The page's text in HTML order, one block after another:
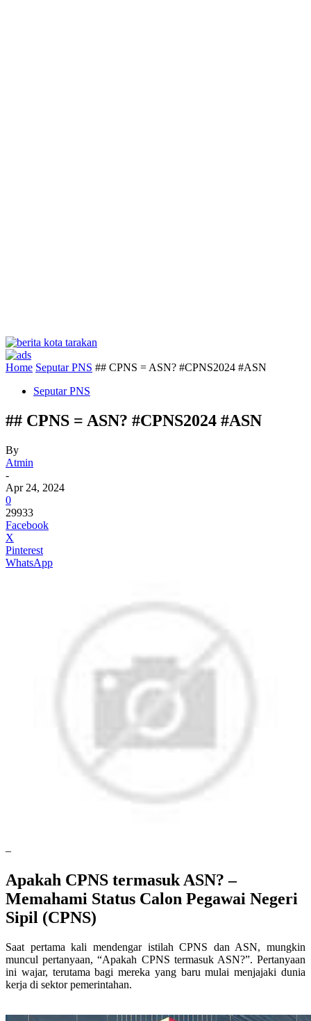
Home Seputar PNS ## CPNS = ASN? #CPNS2024 #ASN
Seputar PNS
## CPNS = ASN? #CPNS2024 #ASN
By
Atmin
-
Apr 24, 2024
0
29933
Facebook
X
Pinterest
WhatsApp
–
Apakah CPNS termasuk ASN? –
Memahami Status Calon Pegawai Negeri
Sipil (CPNS)
Saat pertama kali mendengar istilah CPNS dan ASN, mungkin
muncul pertanyaan, “Apakah CPNS termasuk ASN?”. Pertanyaan
ini wajar, terutama bagi mereka yang baru mulai menjajaki dunia
kerja di sektor pemerintahan.